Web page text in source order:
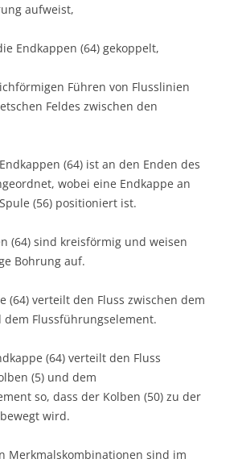
aufweist,
Endkappen (64) gekoppelt,
Führen von Flusslinien
Feldes zwischen den
(64) ist an den Enden des
wobei eine Endkappe an
(56) positioniert ist.
(64) sind kreisförmig und weisen
Bohrung auf.
(64) verteilt den Fluss zwischen dem
dem Flussführungselement.
(64) verteilt den Fluss
(5) und dem
so, dass der Kolben (50) zu der
wird.
Merkmalskombinationen sind im